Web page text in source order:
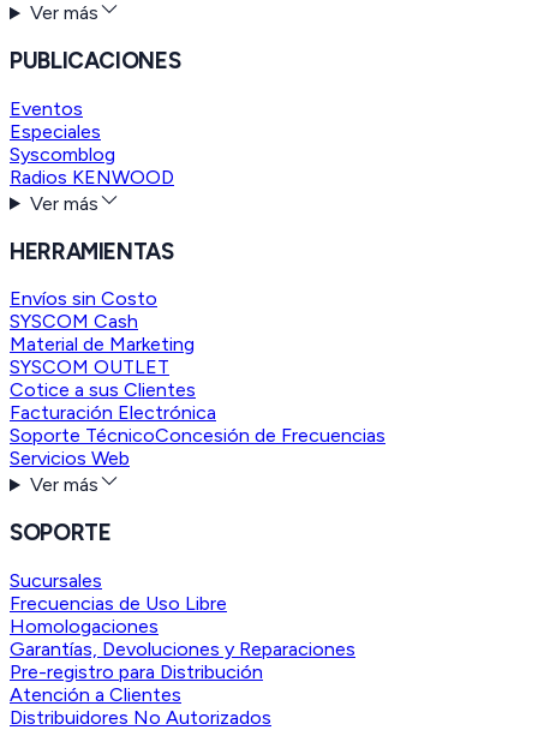
Ver más
PUBLICACIONES
Eventos
Especiales
Syscomblog
Radios KENWOOD
Ver más
HERRAMIENTAS
Envíos sin Costo
SYSCOM Cash
Material de Marketing
SYSCOM OUTLET
Cotice a sus Clientes
Facturación Electrónica
Soporte TécnicoConcesión de Frecuencias
Servicios Web
Ver más
SOPORTE
Sucursales
Frecuencias de Uso Libre
Homologaciones
Garantías, Devoluciones y Reparaciones
Pre-registro para Distribución
Atención a Clientes
Distribuidores No Autorizados